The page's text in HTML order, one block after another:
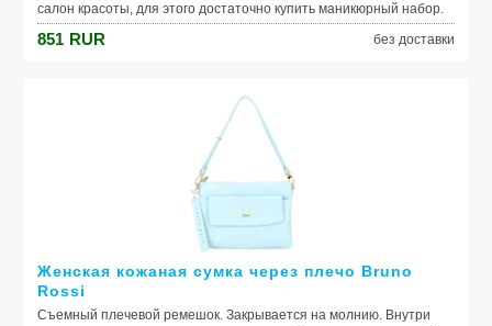
салон красоты, для этого достаточно купить маникюрный набор.
Удобные и легкие в обращении инструменты позволят вам
самостоятельно ухаживать за ногтями рук и ног в удобное для
кожей рук и ног в удобное для себя время. Использование
собственного косметического набора избавит вас от риска
заражения какими-либо заболеваниями. В салоне красоты могут
нарушать правила дезинфекции инструмента."
851 RUR без доставки
Женская кожаная сумка через плечо Bruno
Rossi
Съемный плечевой ремешок. Закрывается на молнию. Внутри